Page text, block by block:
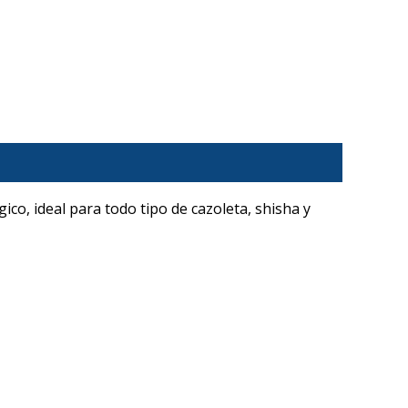
ideal para todo tipo de cazoleta, shisha y